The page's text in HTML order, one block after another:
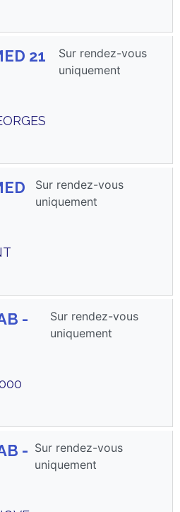
21
Sur rendez-vous
uniquement
Sur rendez-vous
uniquement
-
Sur rendez-vous
uniquement
- Sur rendez-vous
uniquement